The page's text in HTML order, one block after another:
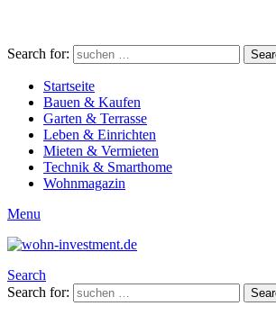
Search for:
Startseite
Bauen & Kaufen
Garten & Terrasse
Leben & Einrichten
Mieten & Vermieten
Technik & Smarthome
Wohnmagazin
Menu
Search
Search for: